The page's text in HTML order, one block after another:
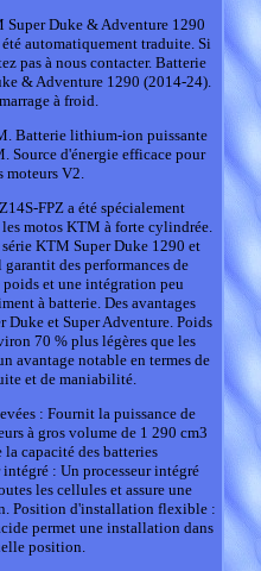
Duke & Adventure 1290
automatiquement traduite. Si
pas à nous contacter. Batterie
& Adventure 1290 (2014-24).
à froid.
Batterie lithium-ion puissante
Source d'énergie efficace pour
moteurs V2.
FPZ a été spécialement
motos KTM à forte cylindrée.
KTM Super Duke 1290 et
des performances de
et une intégration peu
à batterie. Des avantages
et Super Adventure. Poids
70 % plus légères que les
avantage notable en termes de
et de maniabilité.
: Fournit la puissance de
à gros volume de 1 290 cm3
la capacité des batteries
: Un processeur intégré
les cellules et assure une
Position d'installation flexible :
permet une installation dans
position.